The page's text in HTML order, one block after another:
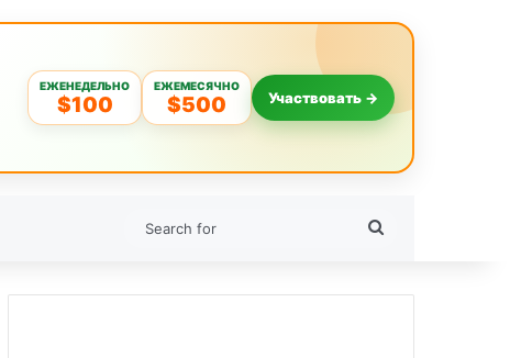
ЕЖЕНЕДЕЛЬНО
$100
ЕЖЕМЕСЯЧНО
$500 Участвовать →